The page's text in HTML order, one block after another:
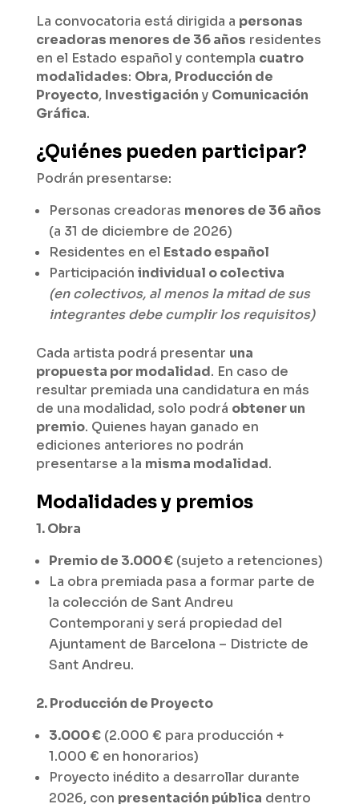
La convocatoria está dirigida a personas
creadoras menores de 36 años residentes
en el Estado español y contempla cuatro
modalidades: Obra, Producción de
Proyecto, Investigación y Comunicación
Gráfica.
¿Quiénes pueden participar?
Podrán presentarse:
Personas creadoras menores de 36 años
(a 31 de diciembre de 2026)
Residentes en el Estado español
Participación individual o colectiva
(en colectivos, al menos la mitad de sus
integrantes debe cumplir los requisitos)
Cada artista podrá presentar una
propuesta por modalidad. En caso de
resultar premiada una candidatura en más
de una modalidad, solo podrá obtener un
premio. Quienes hayan ganado en
ediciones anteriores no podrán
presentarse a la misma modalidad.
Modalidades y premios
1. Obra
Premio de 3.000 €(sujeto a retenciones)
La obra premiada pasa a formar parte de
la colección de Sant Andreu
Contemporani y será propiedad del
Ajuntament de Barcelona – Districte de
Sant Andreu.
2. Producción de Proyecto
3.000 €(2.000 € para producción +
1.000 € en honorarios)
Proyecto inédito a desarrollar durante
2026, con presentación pública dentro